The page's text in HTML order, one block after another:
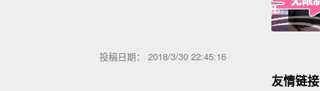
投稿日期： 2018/3/30 22:45:16
友情链接